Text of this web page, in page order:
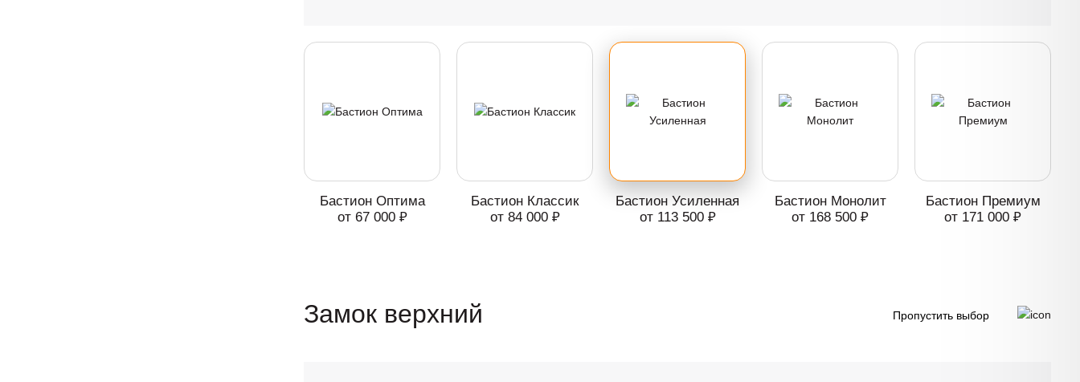
Бастион Оптима
от 67 000 ₽
Бастион Классик
от 84 000 ₽
Бастион Усиленная
от 113 500 ₽
Бастион Монолит
от 168 500 ₽
Бастион Премиум
от 171 000 ₽
Замок верхний Пропустить выбор